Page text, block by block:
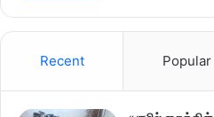
Recent Popular